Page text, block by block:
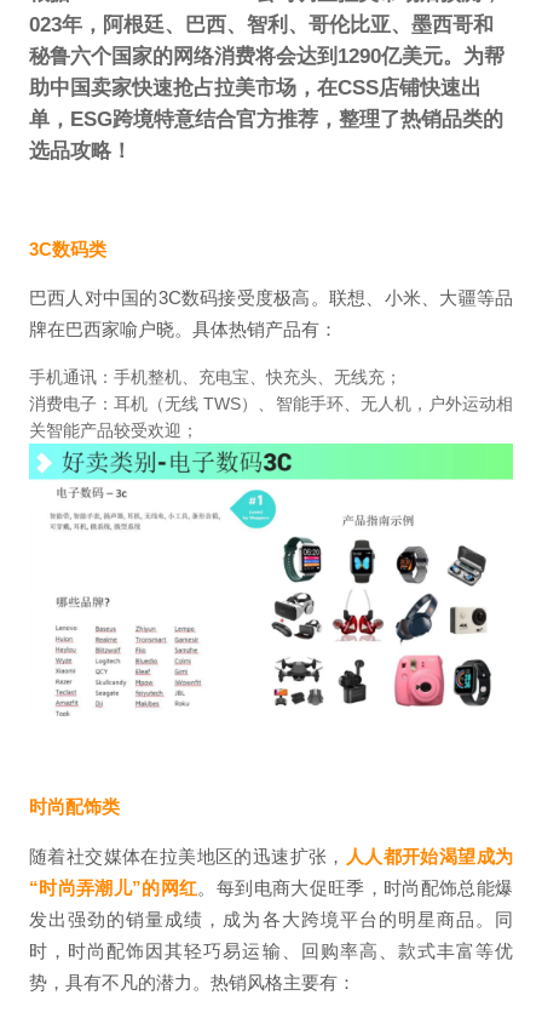
023年，阿根廷、巴西、智利、哥伦比亚、墨西哥和
秘鲁六个国家的网络消费将会达到1290亿美元。为帮
助中国卖家快速抢占拉美市场，在CSS店铺快速出
单，ESG跨境特意结合官方推荐，整理了热销品类的
选品攻略！
3C数码类
巴西人对中国的3C数码接受度极高。联想、小米、大疆等品
牌在巴西家喻户晓。具体热销产品有：
手机通讯：手机整机、充电宝、快充头、无线充；
消费电子：耳机（无线 TWS）、智能手环、无人机，户外运动相
关智能产品较受欢迎；
时尚配饰类
随着社交媒体在拉美地区的迅速扩张， 人人都开始渴望成为
“时尚弄潮儿”的网红。每到电商大促旺季，时尚配饰总能爆
发出强劲的销量成绩，成为各大跨境平台的明星商品。同
时，时尚配饰因其轻巧易运输、回购率高、款式丰富等优
势，具有不凡的潜力。热销风格主要有：